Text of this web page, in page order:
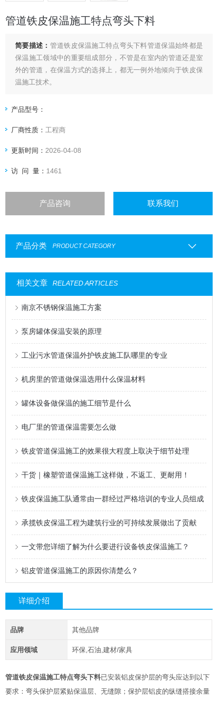
管道铁皮保温施工特点弯头下料
简要描述： 管道铁皮保温施工特点弯头下料管道保温始终都是
保温施工领域中的重要组成部分，不管是在室内的管道还是室
外的管道，在保温方式的选择上，都无一例外地倾向于铁皮保
温施工技术。
产品型号：
厂商性质： 工程商
更新时间： 2026-04-08
访 问 量： 1461
产品咨询 联系我们
产品分类 PRODUCT CATEGORY
相关文章 RELATED ARTICLES
南京不锈钢保温施工方案
泵房罐体保温安装的原理
工业污水管道保温外护铁皮施工队哪里的专业
机房里的管道做保温选用什么保温材料
罐体设备做保温的施工细节是什么
电厂里的管道保温需要怎么做
铁皮管道保温施工的效果很大程度上取决于细节处理
干货｜橡塑管道保温施工这样做，不返工、更耐用！
铁皮保温施工队通常由一群经过严格培训的专业人员组成
承揽铁皮保温工程为建筑行业的可持续发展做出了贡献
一文带您详细了解为什么要进行设备铁皮保温施工？
铝皮管道保温施工的原因你清楚么？
详细介绍
品牌 其他品牌
应用领域 环保,石油,建材/家具
管道铁皮保温施工特点弯头下料已安装铝皮保护层的弯头应达到以下
要求：弯头保护层紧贴保温层、无缝隙；保护层铝皮的纵缝搭接余量